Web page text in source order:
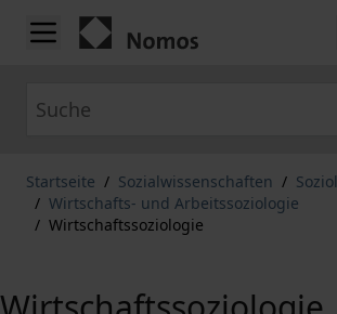
Zum Inhalt springen
Startseite / Sozialwissenschaften /
/ Wirtschafts- und Arbeitssoziologie
/ Wirtschaftssoziologie